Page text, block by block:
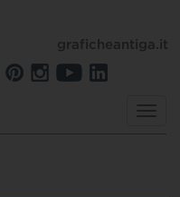
graficheantiga.it